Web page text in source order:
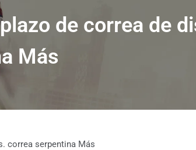
de correa de
Más
correa serpentina Más